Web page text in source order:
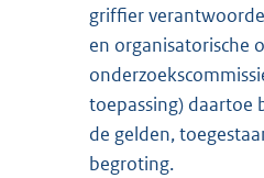
griffier
en organisatorische
toepassing) daartoe
de gelden,
begroting.